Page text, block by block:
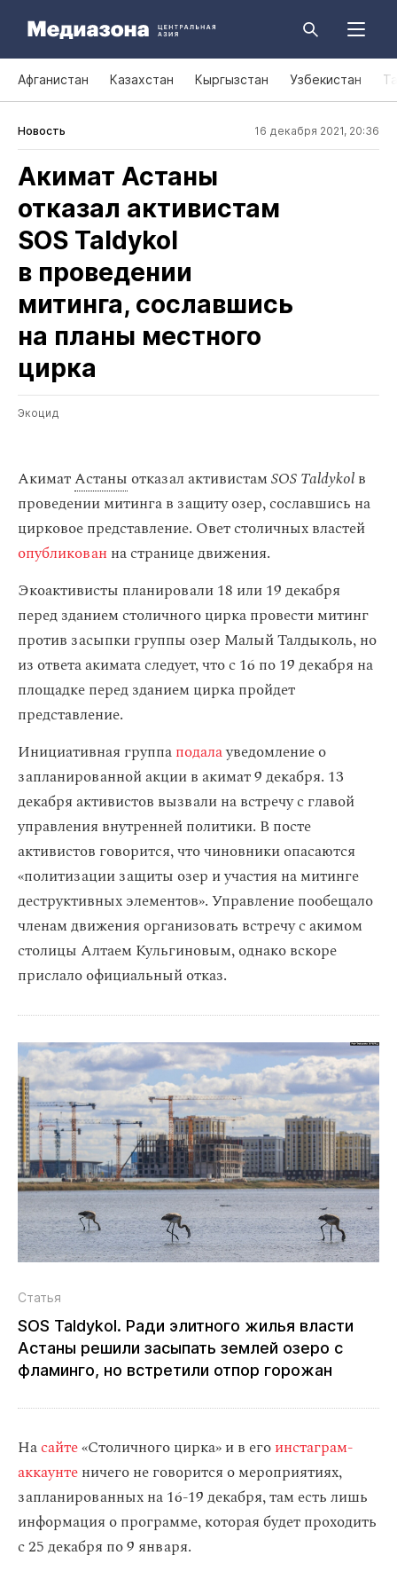
Афганистан Казахстан Кыргызстан Узбекистан
Новость 16 декабря 2021, 20:36
Акимат Астаны
отказал активистам
SOS Taldykol
в проведении
митинга, сославшись
на планы местного
цирка
Экоцид
АкиматАстаны отказал активистамSOS Taldykolв
проведении митинга в защиту озер, сославшись на
цирковое представление. Овет столичных властей
опубликован на странице движения.
Экоактивисты планировали 18 или 19 декабря
перед зданием столичного цирка провести митинг
против засыпки группы озер Малый Талдыколь, но
из ответа акимата следует, что с 16 по 19 декабря на
площадке перед зданием цирка пройдет
представление.
Инициативная группаподалауведомление о
запланированной акции в акимат 9 декабря. 13
декабря активистов вызвали на встречу с главой
управления внутренней политики. В посте
активистов говорится, что чиновники опасаются
«политизации защиты озер и участия на митинге
деструктивных элементов». Управление пообещало
членам движения организовать встречу с акимом
столицы Алтаем Кульгиновым, однако вскоре
прислало официальный отказ.
Статья
SOS Taldykol. Ради элитного жилья власти
Астаны решили засыпать землей озеро с
фламинго, но встретили отпор горожан
Насайте«Столичного цирка» и в егоинстаграм-
аккаунтеничего не говорится о мероприятиях,
запланированных на 16-19 декабря, там есть лишь
информация о программе, которая будет проходить
с 25 декабря по 9 января.